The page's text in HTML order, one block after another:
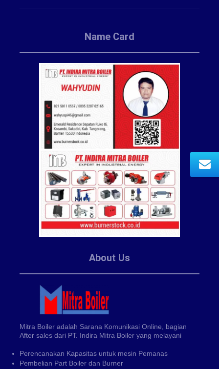
Name Card
About Us
Mitra Boiler adalah Sarana Komunikasi Online, bagian
After sales dari PT. Indira Mitra Boiler yang melayani
Perencanakan Kapasitas untuk mesin Pemanas
Pembelian Part Boiler dan Burner